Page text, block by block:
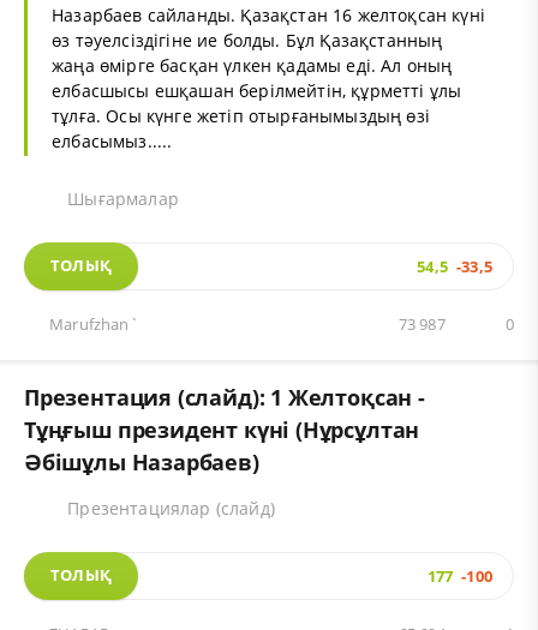
Назарбаев сайланды. Қазақстан 16 желтоқсан күні
өз тәуелсіздігіне ие болды. Бұл Қазақстанның
жаңа өмірге басқан үлкен қадамы еді. Ал оның
елбасшысы ешқашан берілмейтін, құрметті ұлы
тұлға. Осы күнге жетіп отырғанымыздың өзі
елбасымыз.....
Шығармалар
ТОЛЫҚ 54,5 -33,5
Marufzhan` 0
73 987
Презентация (слайд): 1 Желтоқсан -
Тұңғыш президент күні (Нұрсұлтан
Әбішұлы Назарбаев)
Презентациялар (слайд)
ТОЛЫҚ 177 -100